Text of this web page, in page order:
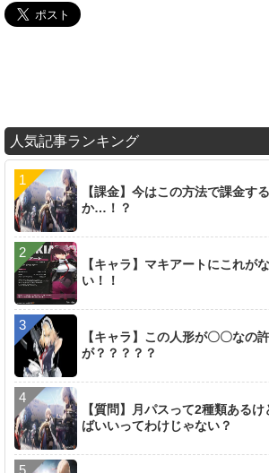
人気記事ランキング
【課金】今はこの方法で課金す
か…！？
【キャラ】マキアートにこれが
い！！
【キャラ】この人形が〇〇なの
が？？？？？
【質問】月パスって2種類ある
ばいいってわけじゃない？